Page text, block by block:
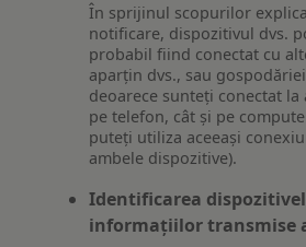
În sprijinul scopurilor
notificare, dispozitivul dvs.
probabil fiind conectat cu
aparțin dvs., sau
deoarece sunteți conectat la
pe telefon, cât și pe
puteți utiliza aceeași
ambele dispozitive).
Identificarea
informațiilor transmise